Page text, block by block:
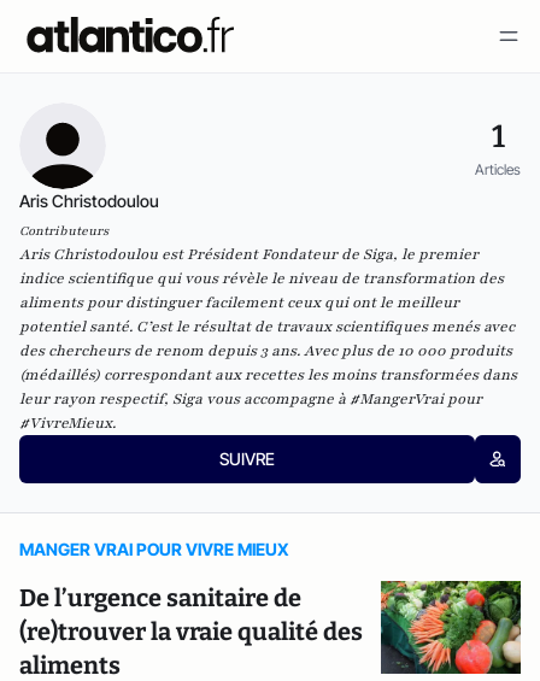
1
Articles
Aris Christodoulou
Contributeurs
Aris Christodoulou est Président Fondateur de Siga, le premier
indice scientifique qui vous révèle le niveau de transformation des
aliments pour distinguer facilement ceux qui ont le meilleur
potentiel santé. C’est le résultat de travaux scientifiques menés avec
des chercheurs de renom depuis 3 ans. Avec plus de 10 000 produits
(médaillés) correspondant aux recettes les moins transformées dans
leur rayon respectif, Siga vous accompagne à #MangerVrai pour
#VivreMieux.
SUIVRE
MANGER VRAI POUR VIVRE MIEUX
De l’urgence sanitaire de
(re)trouver la vraie qualité des
aliments